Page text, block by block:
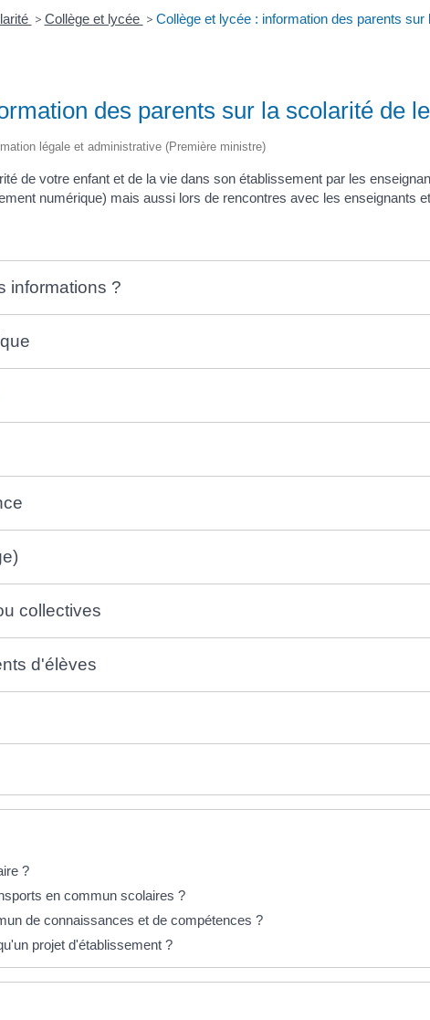
> Collège et lycée > Collège et lycée : information des parents sur
des parents sur la scolarité de
légale et administrative (Première ministre)
de votre enfant et de la vie dans son établissement par les
numérique) mais aussi lors de rencontres avec les enseignants
informations ?
collectives
d'élèves
?
en commun scolaires ?
de connaissances et de compétences ?
projet d'établissement ?